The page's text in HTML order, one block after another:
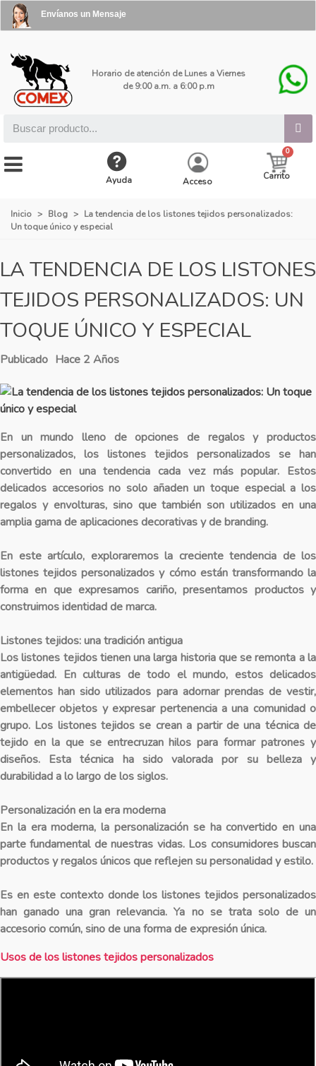
Envíanos un Mensaje
Horario de atención de Lunes a Viernes
de 9:00 a.m. a 6:00 p.m
Ayuda Acceso Carrito
Inicio > Blog > La tendencia de los listones tejidos personalizados:
Un toque único y especial
LA TENDENCIA DE LOS LISTONES
TEJIDOS PERSONALIZADOS: UN
TOQUE ÚNICO Y ESPECIAL
Publicado Hace 2 Años
En un mundo lleno de opciones de regalos y productos
personalizados, los listones tejidos personalizados se han
convertido en una tendencia cada vez más popular. Estos
delicados accesorios no solo añaden un toque especial a los
regalos y envolturas, sino que también son utilizados en una
amplia gama de aplicaciones decorativas y de branding.
En este artículo, exploraremos la creciente tendencia de los
listones tejidos personalizados y cómo están transformando la
forma en que expresamos cariño, presentamos productos y
construimos identidad de marca.
Listones tejidos: una tradición antigua
Los listones tejidos tienen una larga historia que se remonta a la
antigüedad. En culturas de todo el mundo, estos delicados
elementos han sido utilizados para adornar prendas de vestir,
embellecer objetos y expresar pertenencia a una comunidad o
grupo. Los listones tejidos se crean a partir de una técnica de
tejido en la que se entrecruzan hilos para formar patrones y
diseños. Esta técnica ha sido valorada por su belleza y
durabilidad a lo largo de los siglos.
Personalización en la era moderna
En la era moderna, la personalización se ha convertido en una
parte fundamental de nuestras vidas. Los consumidores buscan
productos y regalos únicos que reflejen su personalidad y estilo.
Es en este contexto donde los listones tejidos personalizados
han ganado una gran relevancia. Ya no se trata solo de un
accesorio común, sino de una forma de expresión única.
Usos de los listones tejidos personalizados